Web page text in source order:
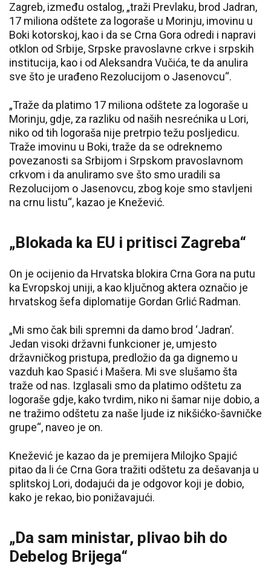
Zagreb, između ostalog, „traži Prevlaku, brod Jadran,
17 miliona odštete za logoraše u Morinju, imovinu u
Boki kotorskoj, kao i da se Crna Gora odredi i napravi
otklon od Srbije, Srpske pravoslavne crkve i srpskih
institucija, kao i od Aleksandra Vučića, te da anulira
sve što je urađeno Rezolucijom o Jasenovcu“.
„Traže da platimo 17 miliona odštete za logoraše u
Morinju, gdje, za razliku od naših nesrećnika u Lori,
niko od tih logoraša nije pretrpio težu posljedicu.
Traže imovinu u Boki, traže da se odreknemo
povezanosti sa Srbijom i Srpskom pravoslavnom
crkvom i da anuliramo sve što smo uradili sa
Rezolucijom o Jasenovcu, zbog koje smo stavljeni
na crnu listu“, kazao je Knežević.
„Blokada ka EU i pritisci Zagreba“
On je ocijenio da Hrvatska blokira Crna Gora na putu
ka Evropskoj uniji, a kao ključnog aktera označio je
hrvatskog šefa diplomatije Gordan Grlić Radman.
„Mi smo čak bili spremni da damo brod ‘Jadran’.
Jedan visoki državni funkcioner je, umjesto
državničkog pristupa, predložio da ga dignemo u
vazduh kao Spasić i Mašera. Mi sve slušamo šta
traže od nas. Izglasali smo da platimo odštetu za
logoraše gdje, kako tvrdim, niko ni šamar nije dobio, a
ne tražimo odštetu za naše ljude iz nikšićko-šavničke
grupe“, naveo je on.
Knežević je kazao da je premijera Milojko Spajić
pitao da li će Crna Gora tražiti odštetu za dešavanja u
splitskoj Lori, dodajući da je odgovor koji je dobio,
kako je rekao, bio ponižavajući.
„Da sam ministar, plivao bih do
Debelog Brijega“